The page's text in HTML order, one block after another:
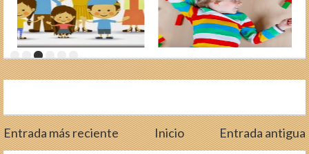
Entrada más reciente Inicio Entrada antigua